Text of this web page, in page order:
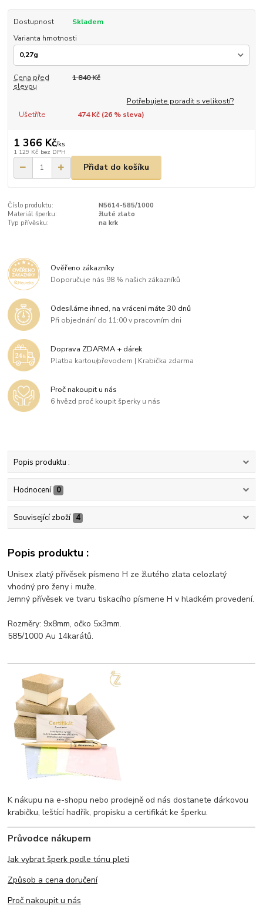
Dostupnost
Skladem
Varianta hmotnosti
Cena před
slevou
1 840 Kč
Potřebujete poradit s velikostí?
Ušetříte
474 Kč (26% sleva)
1 366 Kč/ks
1 129 Kč bez DPH
Přidat do košíku
Číslo produktu:
N5614-585/1000
Materiál šperku:
žluté zlato
Typ přívěsku:
na krk
Ověřeno zákazníky
Doporučuje nás 98 % našich zákazníků
Odesíláme ihned, na vrácení máte 30 dnů
Při objednání do 11:00 v pracovním dni
Doprava ZDARMA + dárek
Platba kartou/převodem | Krabička zdarma
Proč nakoupit u nás
6 hvězd proč koupit šperky u nás
Popis produktu :
Hodnocení 0
Související zboží 4
Popis produktu :
Unisex zlatý přívěsek písmeno H ze žlutého zlata celozlatý
vhodný pro ženy i muže.
Jemný přívěsek ve tvaru tiskacího písmene H v hladkém provedení.
Rozměry: 9x8mm, očko 5x3mm.
585/1000 Au 14karátů.
K nákupu na e-shopu nebo prodejně od nás dostanete dárkovou
krabičku, leštící hadřík, propisku a certifikát ke šperku.
Průvodce nákupem
Jak vybrat šperk podle tónu pleti
Způsob a cena doručení
Proč nakoupit u nás